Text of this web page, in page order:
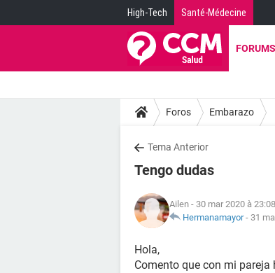
High-Tech Santé-Médecine
FORUMS
Foros Embarazo
Tema Anterior
Tengo dudas
Ailen - 30 mar 2020 à 23:08
Hermanamayor- 31
Hola,
Comento que con mi